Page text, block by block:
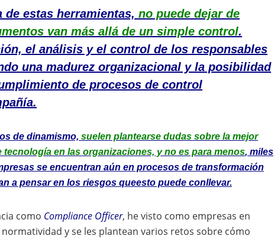
de estas herramientas, no puede dejar de
van más allá de un simple control.
el análisis y el control de los responsables
una madurez organizacional y la posibilidad
de procesos de control
de dinamismo, suelen plantearse dudas sobre la mejor
en las organizaciones, y no es para menos, miles
se encuentran aún en procesos de transformación
a pensar en los riesgos queesto puede conllevar.
como Compliance Officer, he visto como empresas en
y se les plantean varios retos sobre cómo